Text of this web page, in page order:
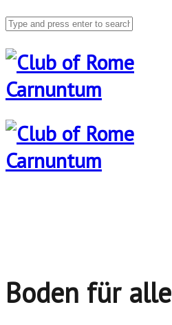
Boden für alle